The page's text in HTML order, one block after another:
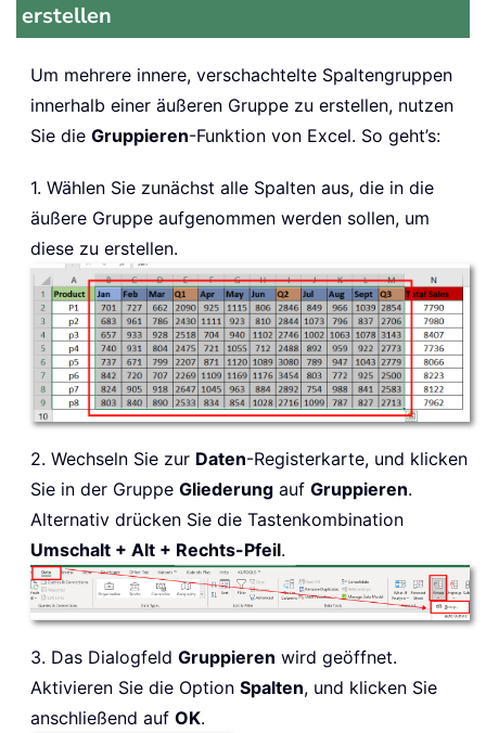
erstellen
Um mehrere innere, verschachtelte Spaltengruppen
innerhalb einer äußeren Gruppe zu erstellen, nutzen
Sie die Gruppieren-Funktion von Excel. So geht’s:
1. Wählen Sie zunächst alle Spalten aus, die in die
äußere Gruppe aufgenommen werden sollen, um
diese zu erstellen.
2. Wechseln Sie zur Daten-Registerkarte, und klicken
Sie in der Gruppe Gliederung auf Gruppieren.
Alternativ drücken Sie die Tastenkombination
Umschalt + Alt + Rechts-Pfeil.
3. Das Dialogfeld Gruppieren wird geöffnet.
Aktivieren Sie die Option Spalten, und klicken Sie
anschließend auf OK.